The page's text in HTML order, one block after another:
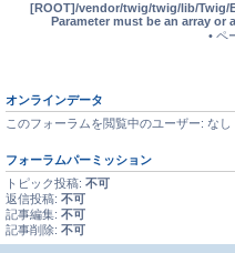
[ROOT]/vendor/twig/twig/lib/Twig/
Parameter must be an array
• ペ
オンラインデータ
このフォーラムを閲覧中のユーザー: なし
フォーラムパーミッション
トピック投稿: 不可
返信投稿: 不可
記事編集: 不可
記事削除: 不可